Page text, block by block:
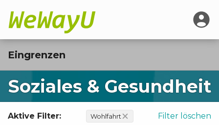
Eingrenzen
Soziales & Gesundheit
Aktive Filter: Wohlfahrt Filter löschen